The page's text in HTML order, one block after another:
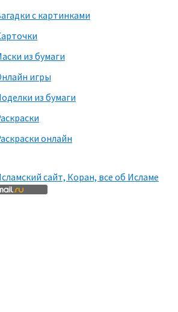
с картинками
из бумаги
игры
из бумаги
онлайн
сайт, Коран, все об Исламе